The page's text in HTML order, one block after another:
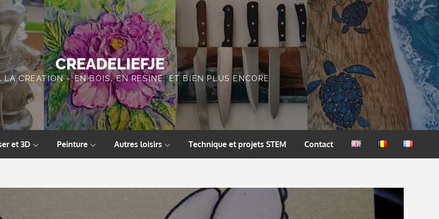
CREADELIEFJE
LA CREATION – EN BOIS, EN RESINE, ET BIEN PLUS ENCORE
et 3D Peinture Autres loisirs Technique et projets STEM Contact
EnglishNederlandsFrançais